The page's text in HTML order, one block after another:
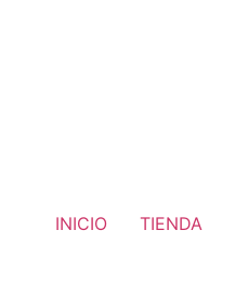
INICIO TIENDA